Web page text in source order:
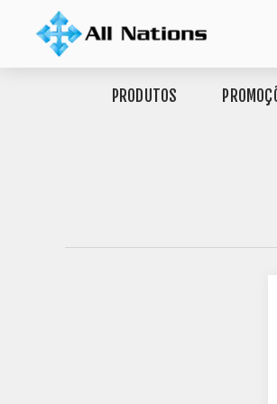
PRODUTOS